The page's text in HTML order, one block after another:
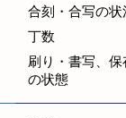
合刻・合写の状
丁数
刷り・書写、保
の状態